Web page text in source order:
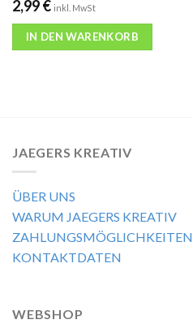
2,99€ inkl. MwSt
IN DEN WARENKORB
JAEGERS KREATIV
ÜBER UNS
WARUM JAEGERS KREATIV
ZAHLUNGSMÖGLICHKEITEN
KONTAKTDATEN
WEBSHOP